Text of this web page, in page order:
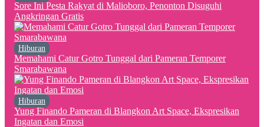
Sore Ini Pesta Rakyat di Malioboro, Penonton Disuguhi
Angkringan Gratis
Hiburan
Memahami Catur Gotro Tunggal dari Pameran Temporer
Smarabawana
Hiburan
Yung Finando Pameran di Blangkon Art Space, Ekspresikan
Ingatan dan Emosi